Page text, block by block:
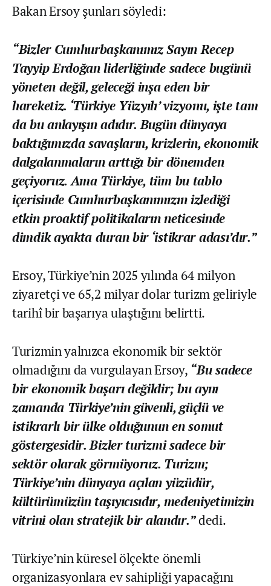
Bakan Ersoy şunları söyledi:
“Bizler Cumhurbaşkanımız Sayın Recep
Tayyip Erdoğan liderliğinde sadece bugünü
yöneten değil, geleceği inşa eden bir
hareketiz. ‘Türkiye Yüzyılı’ vizyonu, işte tam
da bu anlayışın adıdır. Bugün dünyaya
baktığımızda savaşların, krizlerin, ekonomik
dalgalanmaların arttığı bir dönemden
geçiyoruz. Ama Türkiye, tüm bu tablo
içerisinde Cumhurbaşkanımızın izlediği
etkin proaktif politikaların neticesinde
dimdik ayakta duran bir ‘istikrar adası’dır.”
Ersoy, Türkiye’nin 2025 yılında 64 milyon
ziyaretçi ve 65,2 milyar dolar turizm geliriyle
tarihî bir başarıya ulaştığını belirtti.
Turizmin yalnızca ekonomik bir sektör
olmadığını da vurgulayan Ersoy, “Bu sadece
bir ekonomik başarı değildir; bu aynı
zamanda Türkiye’nin güvenli, güçlü ve
istikrarlı bir ülke olduğunun en somut
göstergesidir. Bizler turizmi sadece bir
sektör olarak görmüyoruz. Turizm;
Türkiye’nin dünyaya açılan yüzüdür,
kültürümüzün taşıyıcısıdır, medeniyetimizin
vitrini olan stratejik bir alandır.”dedi.
Türkiye’nin küresel ölçekte önemli
organizasyonlara ev sahipliği yapacağını